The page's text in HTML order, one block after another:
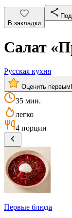
В закладки
Салат
Русская кухня
Оценить первым!
35 мин.
легко
4 порции
Первые блюда